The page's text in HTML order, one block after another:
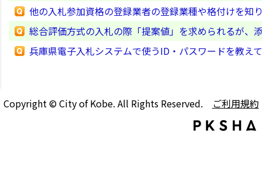
他の入札参加資格の登録業者の登録業種や格付けを知
総合評価方式の入札の際「提案値」を求められるが、
兵庫県電子入札システムで使うID・パスワードを教え
Copyright © City of Kobe. All Rights Reserved. ご利用規約